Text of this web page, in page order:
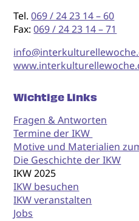
Tel.069 / 24 23 14 – 60
Fax:069 / 24 23 14 – 71
Wichtige Links
Fragen & Antworten
Termine der IKW
Motive und Materialien
Die Geschichte der IKW
IKW 2025
IKW besuchen
IKW veranstalten
Jobs